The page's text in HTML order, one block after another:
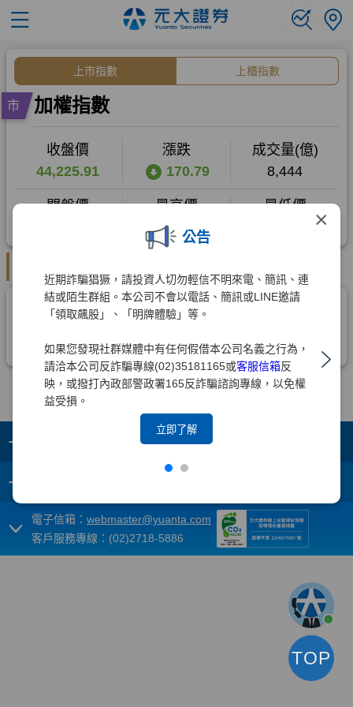
×
公告
近期詐騙猖獗，請投資人切勿輕信不明來電、簡訊、連
結或陌生群組。本公司不會以電話、簡訊或LINE邀請
「領取飆股」、「明牌體驗」等。
如果您發現社群媒體中有任何假借本公司名義之行為，
請洽本公司反詐騙專線(02)35181165或客服信箱反
映，或撥打內政部警政署165反詐騙諮詢專線，以免權
益受損。
立即了解
+
+
電子信箱： webmaster@yuanta.com
客戶服務專線：(02)2718-5886
TOP